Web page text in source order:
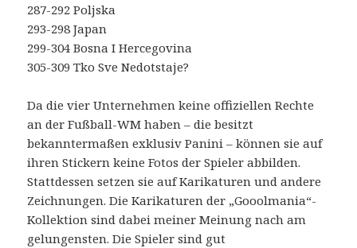
287-292 Poljska
293-298 Japan
299-304 Bosna I Hercegovina
305-309 Tko Sve Nedotstaje?
Da die vier Unternehmen keine offiziellen Rechte
an der Fußball-WM haben – die besitzt
bekanntermaßen exklusiv Panini – können sie auf
ihren Stickern keine Fotos der Spieler abbilden.
Stattdessen setzen sie auf Karikaturen und andere
Zeichnungen. Die Karikaturen der „Gooolmania“-
Kollektion sind dabei meiner Meinung nach am
gelungensten. Die Spieler sind gut